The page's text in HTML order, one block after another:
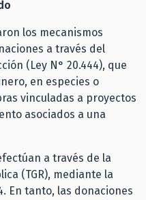
los mecanismos
a través del
(Ley N° 20.444), que
en especies o
vinculadas a proyectos
asociados a una
a través de la
(TGR), mediante la
En tanto, las donaciones